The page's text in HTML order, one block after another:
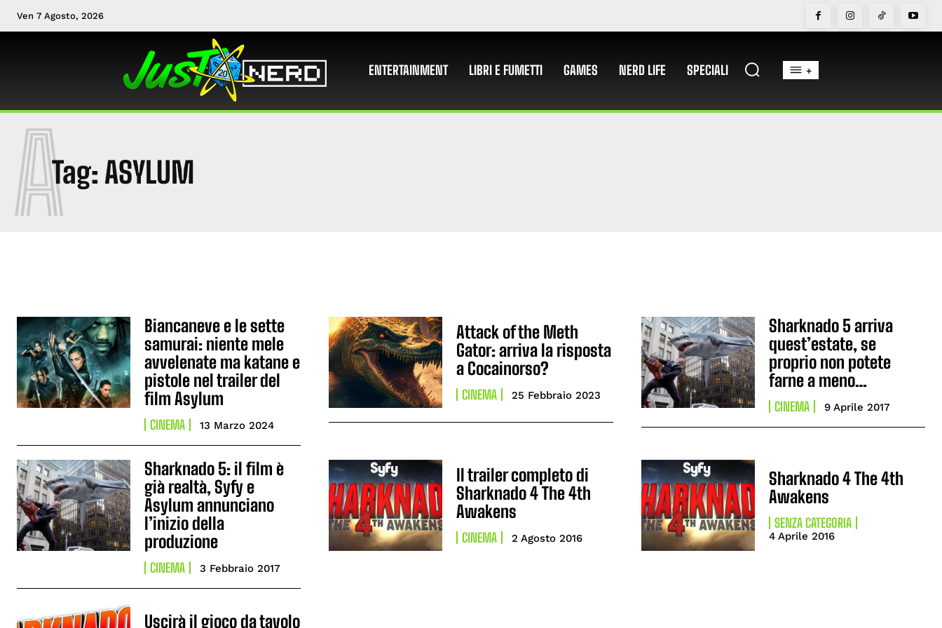
Ven 7 Agosto, 2026
ENTERTAINMENT LIBRI E FUMETTI GAMES NERD LIFE SPECIALI +
Tag: ASYLUM
A
Biancaneve e le sette
samurai: niente mele
avvelenate ma katane e
pistole nel trailer del
film Asylum
CINEMA 13 Marzo 2024
Attack of the Meth
Gator: arriva la risposta
a Cocainorso?
CINEMA 25 Febbraio 2023
Sharknado 5 arriva
quest’estate, se
proprio non potete
farne a meno…
CINEMA 9 Aprile 2017
Sharknado 5: il film è
già realtà, Syfy e
Asylum annunciano
l’inizio della
produzione
CINEMA 3 Febbraio 2017
Il trailer completo di
Sharknado 4 The 4th
Awakens
CINEMA 2 Agosto 2016
Sharknado 4 The 4th
Awakens
SENZA CATEGORIA
4 Aprile 2016
Uscirà il gioco da tavolo